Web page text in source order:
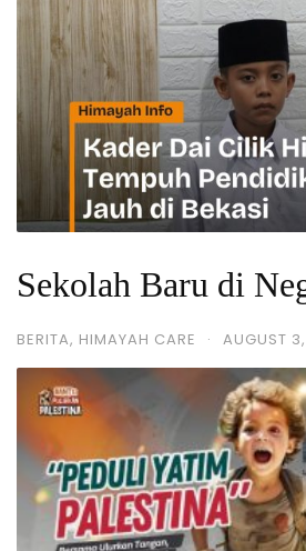
Sekolah Baru di
BERITA, HIMAYAH CARE · AUGUST